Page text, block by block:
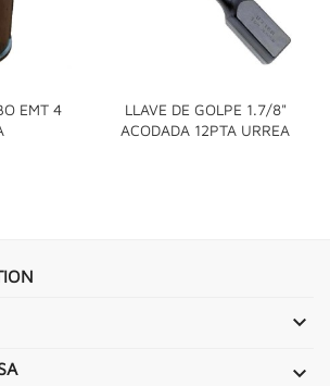
EMT 4
LLAVE DE GOLPE 1.7/8"
ACODADA 12PTA URREA

